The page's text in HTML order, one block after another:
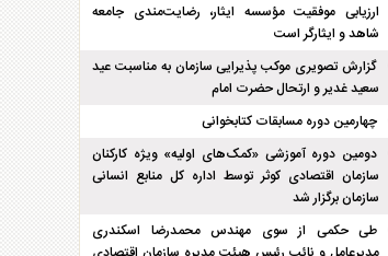
ارزیابی موفقیت مؤسسه ایثار، رضایت‌مندی جامعه
شاهد و ایثارگر است
گزارش تصویری موکب پذیرایی سازمان به مناسبت عید
سعید غدیر و ارتحال حضرت امام
چهارمین دوره مسابقات کتابخوانی
دومین دوره آموزشی «کمک‌های اولیه» ویژه کارکنان
سازمان اقتصادی کوثر توسط اداره کل منابع انسانی
سازمان برگزار شد
طی حکمی از سوی مهندس محمدرضا اسکندری